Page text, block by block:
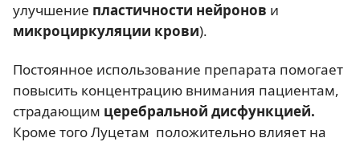
улучшение пластичности нейронов и
микроциркуляции крови).
Постоянное использование препарата помогает
повысить концентрацию внимания пациентам,
страдающим церебральной дисфункцией.
Кроме того Луцетам положительно влияет на